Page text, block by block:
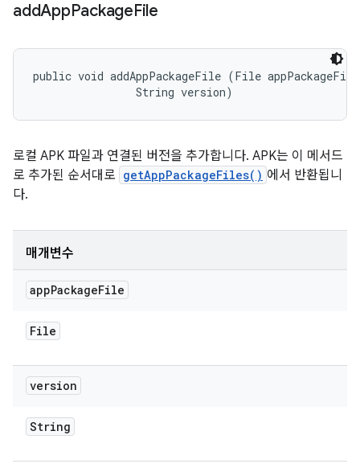
addAppPackageFile
public void addAppPackageFile (File
                String version)
로컬 APK 파일과 연결된 버전을 추가합니다. APK는 이 메서드
로 추가된 순서대로 getAppPackageFiles() 에서 반환됩니
다.
매개변수
appPackageFile
File
version
String